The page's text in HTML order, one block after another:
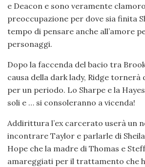
e Deacon e sono veramente
preoccupazione per dove sia finita
tempo di pensare anche all’amore
personaggi.
Dopo la faccenda del bacio tra
causa della dark lady, Ridge tornerà
per un periodo. Lo Sharpe e la
soli e … si consoleranno a vicenda!
Addirittura l’ex carcerato userà un
incontrare Taylor e parlarle di
Hope che la madre di Thomas e
amareggiati per il trattamento che